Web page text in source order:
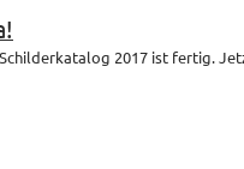
2017 ist fertig.